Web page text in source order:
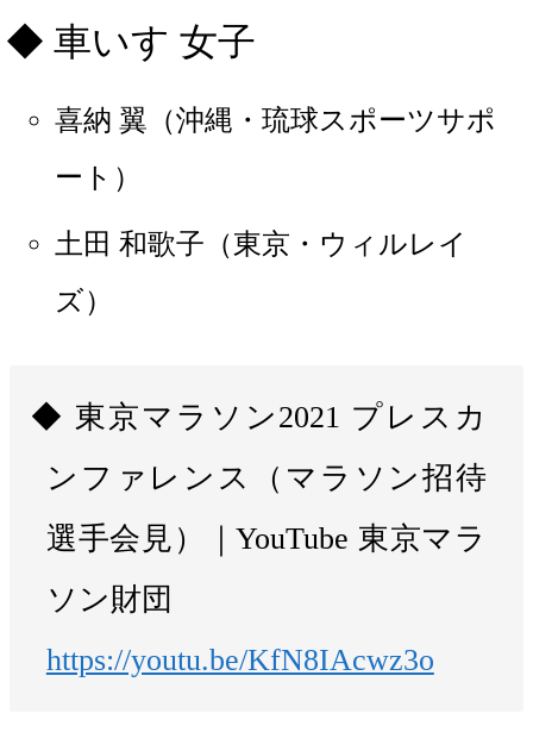
車いす 女子
喜納 翼（沖縄・琉球スポーツサポ
ート）
土田 和歌子（東京・ウィルレイ
ズ）
東京マラソン2021 プレスカ
ンファレンス（マラソン招待
選手会見）｜YouTube 東京マラ
ソン財団
https://youtu.be/KfN8IAcwz3o